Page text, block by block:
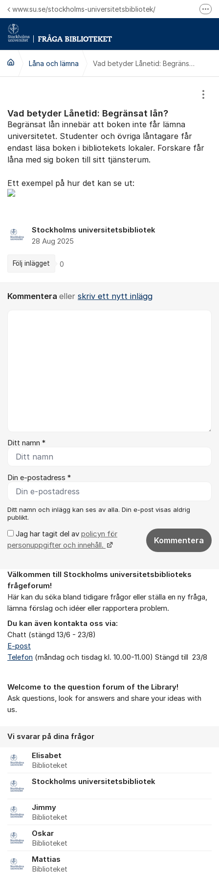
Hoppa till innehåll
www.su.se/stockholms-universitetsbibliotek/
Låna och lämna Vad betyder Lånetid: Begränsat lån?
Vad betyder Lånetid: Begränsat lån?
Begränsat lån innebär att boken inte får lämna
universitetet. Studenter och övriga låntagare får
endast läsa boken i bibliotekets lokaler. Forskare får
låna med sig boken till sitt tjänsterum.
Ett exempel på hur det kan se ut:
Stockholms universitetsbibliotek
28 Aug 2025
Följ inlägget 0
Kommentera eller skriv ett nytt inlägg
Ditt namn *
Din e-postadress *
Ditt namn och inlägg kan ses av alla. Din e-post visas aldrig
publikt.
Jag har tagit del av policyn för
personuppgifter och innehåll.
Kommentera
Om forumet
Välkommen till Stockholms universitetsbiblioteks
frågeforum!
Här kan du söka bland tidigare frågor eller ställa en ny fråga,
lämna förslag och idéer eller rapportera problem.
Du kan även kontakta oss via:
Chatt (stängd 13/6 - 23/8)
E-post
Telefon (måndag och tisdag kl. 10.00-11.00) Stängd till 23/8
Welcome to the question forum of the Library!
Ask questions, look for answers and share your ideas with
us.
Vi svarar på dina frågor
Elisabet
Biblioteket
Stockholms universitetsbibliotek
Jimmy
Biblioteket
Oskar
Biblioteket
Mattias
Biblioteket